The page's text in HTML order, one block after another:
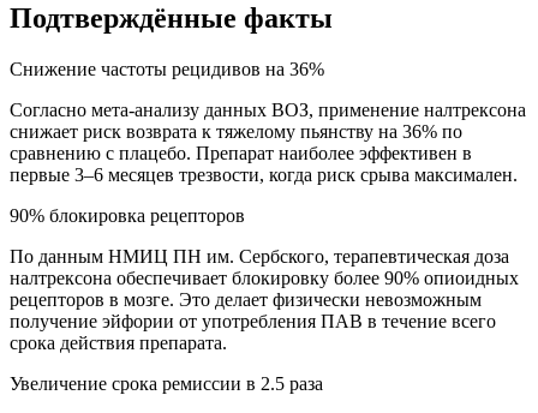
Подтверждённые факты
Снижение частоты рецидивов на 36%
Согласно мета-анализу данных ВОЗ, применение налтрексона
снижает риск возврата к тяжелому пьянству на 36% по
сравнению с плацебо. Препарат наиболее эффективен в
первые 3–6 месяцев трезвости, когда риск срыва максимален.
90% блокировка рецепторов
По данным НМИЦ ПН им. Сербского, терапевтическая доза
налтрексона обеспечивает блокировку более 90% опиоидных
рецепторов в мозге. Это делает физически невозможным
получение эйфории от употребления ПАВ в течение всего
срока действия препарата.
Увеличение срока ремиссии в 2.5 раза